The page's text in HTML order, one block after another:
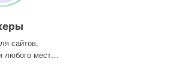
сайтов,
любого места,